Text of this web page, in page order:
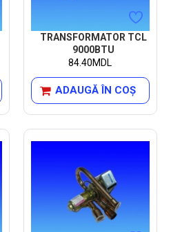
TRANSFORMATOR TCL
9000BTU
84.40MDL
ADAUGĂ ÎN COŞ